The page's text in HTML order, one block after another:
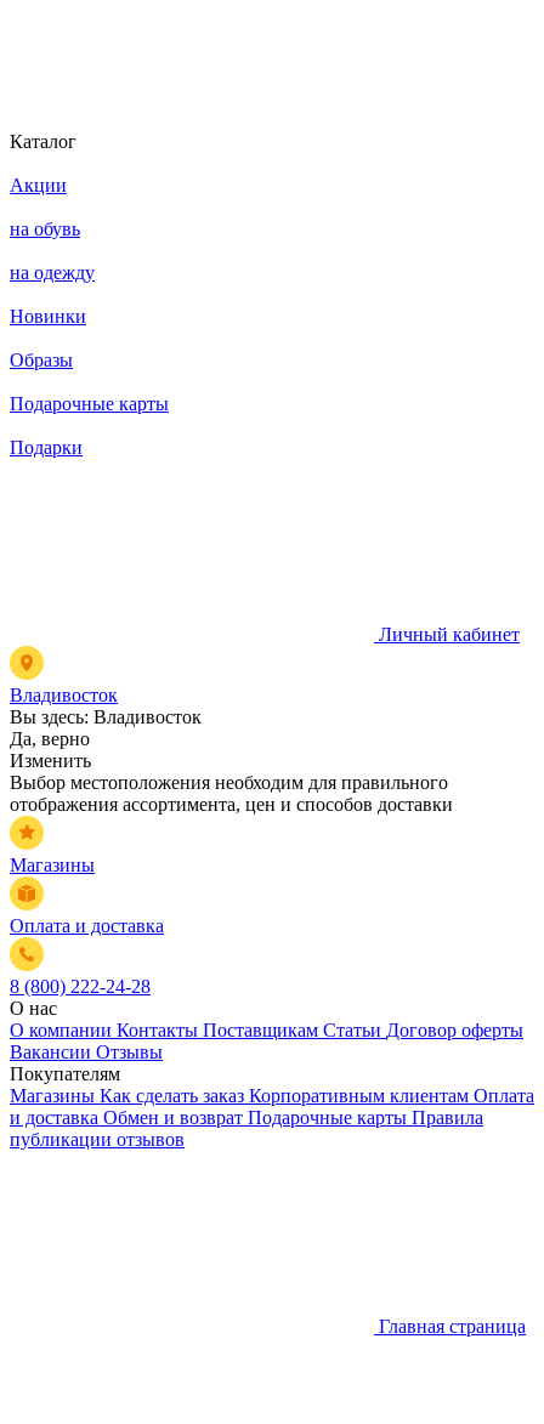
Каталог
Акции
на обувь
на одежду
Новинки
Образы
Подарочные карты
Подарки
Личный кабинет
Владивосток
Вы здесь: Владивосток
Да, верно
Изменить
Выбор местоположения необходим для правильного
отображения ассортимента, цен и способов доставки
Магазины
Оплата и доставка
8 (800) 222-24-28
О нас
О компании Контакты Поставщикам Статьи Договор оферты
Вакансии Отзывы
Покупателям
Магазины Как сделать заказ Корпоративным клиентам Оплата
и доставка Обмен и возврат Подарочные карты Правила
публикации отзывов
Главная страница